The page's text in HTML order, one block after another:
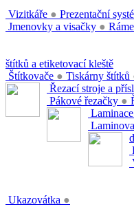
Vizitkáře ● Prezentační
Jmenovky a visačky ●
štítků a etiketovací kleště
Štítkovače ● Tiskárny štítků
Řezací stroje a
Pákové řezačky ●
Ukazovátka ●